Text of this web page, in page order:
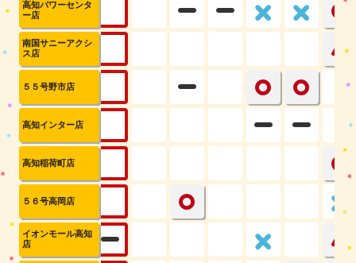
高知パワーセンタ
ー店
南国サニーアクシ
ス店
５５号野市店
高知インター店
高知稲荷町店
５６号高岡店
イオンモール高知
店